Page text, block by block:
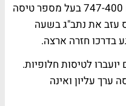
מטוס הנוסעים שעוכב היה מדגם 747-400 בעל מספר טיסה
המטוס עזב את נתב"ג בשעה
לטיסות חלופיות.
ערך עליון ואינה